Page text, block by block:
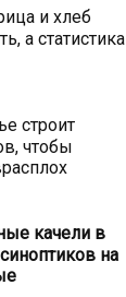
и хлеб
а статистика
строит
чтобы
качели в
на